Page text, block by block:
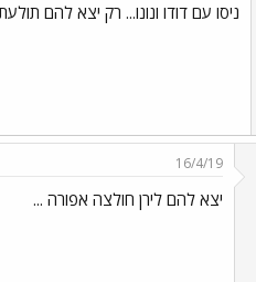
ניסו עם דודו ונונו... רק יצא להם
16/4/19
יצא להם לירן חולצה אפורה ...